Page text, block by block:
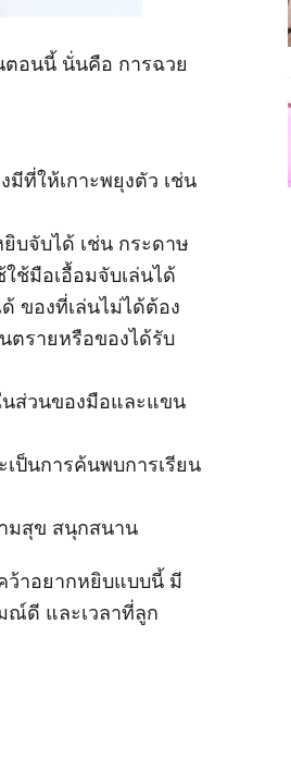
ตอนนี้ นั่นคือ การฉวย
ที่ให้เกาะพยุงตัว เช่น
บจับได้ เช่น กระดาษ
ช้มือเอื้อมจับเล่นได้
ของที่เล่นไม่ได้ต้อง
ตรายหรือของได้รับ
นส่วนของมือและแขน
ป็นการค้นพบการเรียน
มสุข สนุกสนาน
ว้าอยากหยิบแบบนี้ มี
ณ์ดี และเวลาที่ลูก